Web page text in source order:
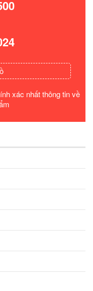
xác nhất thông tin về